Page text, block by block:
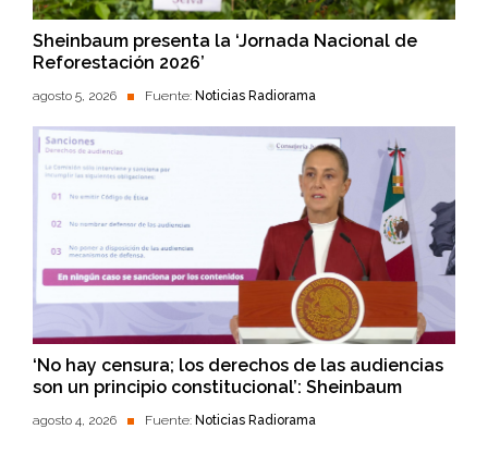
Sheinbaum presenta la ‘Jornada Nacional de
Reforestación 2026’
agosto 5, 2026 Fuente: Noticias Radiorama
‘No hay censura; los derechos de las audiencias
son un principio constitucional’: Sheinbaum
agosto 4, 2026 Fuente: Noticias Radiorama